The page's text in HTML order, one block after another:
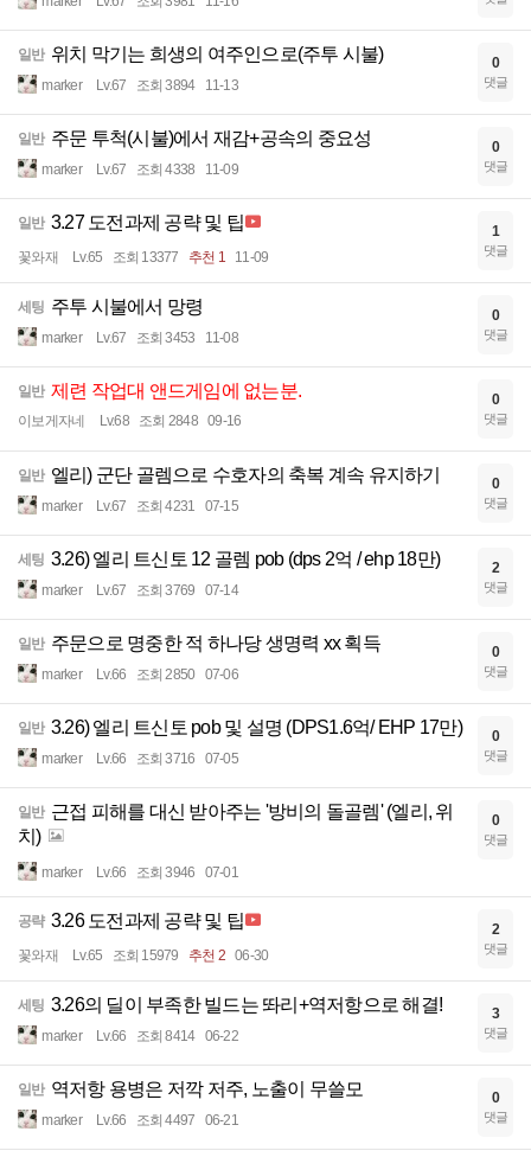
일반 위치 막기는 희생의 여주인으로(주투 시불)
marker Lv.67 조회 3894 11-13
0
댓글
일반 주문 투척(시불)에서 재감+공속의 중요성
marker Lv.67 조회 4338 11-09
0
댓글
일반 3.27 도전과제 공략 및 팁
꽃와재 Lv.65 조회 13377 추천 1 11-09
1
댓글
세팅 주투 시불에서 망령
marker Lv.67 조회 3453 11-08
0
댓글
일반 제련 작업대 앤드게임에 없는분.
이보게자네 Lv.68 조회 2848 09-16
0
댓글
일반 엘리) 군단 골렘으로 수호자의 축복 계속 유지하기
marker Lv.67 조회 4231 07-15
0
댓글
세팅 3.26) 엘리 트신토 12 골렘 pob (dps 2억 / ehp 18만)
marker Lv.67 조회 3769 07-14
2
댓글
일반 주문으로 명중한 적 하나당 생명력 xx 획득
marker Lv.66 조회 2850 07-06
0
댓글
일반 3.26) 엘리 트신토 pob 및 설명 (DPS1.6억/ EHP 17만)
marker Lv.66 조회 3716 07-05
0
댓글
일반 근접 피해를 대신 받아주는 '방비의 돌골렘' (엘리, 위
치)
marker Lv.66 조회 3946 07-01
0
댓글
공략 3.26 도전과제 공략 및 팁
꽃와재 Lv.65 조회 15979 추천 2 06-30
2
댓글
세팅 3.26의 딜이 부족한 빌드는 똬리+역저항으로 해결!
marker Lv.66 조회 8414 06-22
3
댓글
일반 역저항 용병은 저깍 저주, 노출이 무쓸모
marker Lv.66 조회 4497 06-21
0
댓글